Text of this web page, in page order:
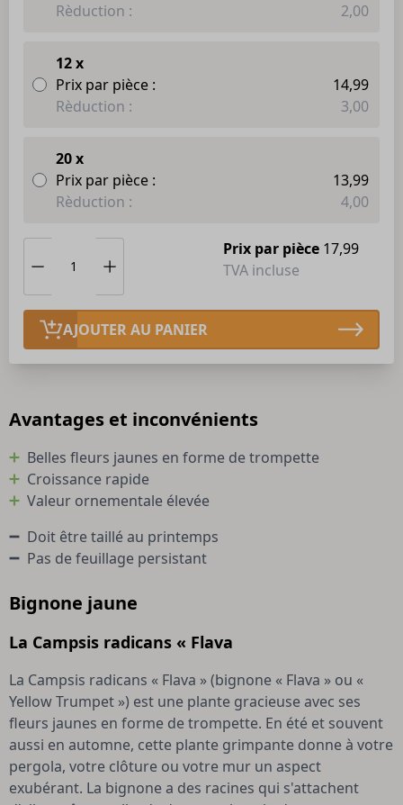
Rèduction :
2,00
12 x
Prix par pièce :
14,99
Rèduction :
3,00
20 x
Prix par pièce :
13,99
Rèduction :
4,00
Prix par pièce17,99
TVA incluse
AJOUTER AU PANIER
Bignone jaune
La Campsis radicans « Flava
La Campsis radicans « Flava » (bignone « Flava » ou «
Yellow Trumpet ») est une plante gracieuse avec ses
fleurs jaunes en forme de trompette. En été et souvent
aussi en automne, cette plante grimpante donne à votre
pergola, votre clôture ou votre mur un aspect
exubérant. La bignone a des racines qui s'attachent
Avantages et inconvénients
Belles fleurs jaunes en forme de trompette
Croissance rapide
Valeur ornementale élevée
Doit être taillé au printemps
Pas de feuillage persistant